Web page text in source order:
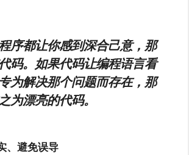
序都让你感到深合己意，那
码。如果代码让编程语言看
为解决那个问题而存在，那
为漂亮的代码。
、避免误导